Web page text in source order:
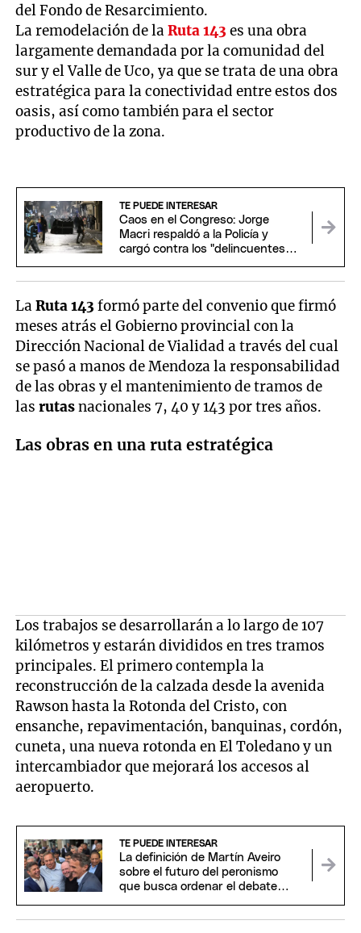
del Fondo de Resarcimiento.
La remodelación de laRuta 143 es una obra
largamente demandada por la comunidad del
sur y el Valle de Uco, ya que se trata de una obra
estratégica para la conectividad entre estos dos
oasis, así como también para el sector
productivo de la zona.
TE PUEDE INTERESAR
Caos en el Congreso: Jorge
Macri respaldó a la Policía y
cargó contra los "delincuentes
LaRuta 143 formó parte del convenio que firmó
meses atrás el Gobierno provincial con la
Dirección Nacional de Vialidad a través del cual
se pasó a manos de Mendoza la responsabilidad
de las obras y el mantenimiento de tramos de
lasrutasnacionales 7, 40 y 143 por tres años.
Las obras en una ruta estratégica
Los trabajos se desarrollarán a lo largo de 107
kilómetros y estarán divididos en tres tramos
principales. El primero contempla la
reconstrucción de la calzada desde la avenida
Rawson hasta la Rotonda del Cristo, con
ensanche, repavimentación, banquinas, cordón,
cuneta, una nueva rotonda en El Toledano y un
intercambiador que mejorará los accesos al
aeropuerto.
TE PUEDE INTERESAR
La definición de Martín Aveiro
sobre el futuro del peronismo
que busca ordenar el debate